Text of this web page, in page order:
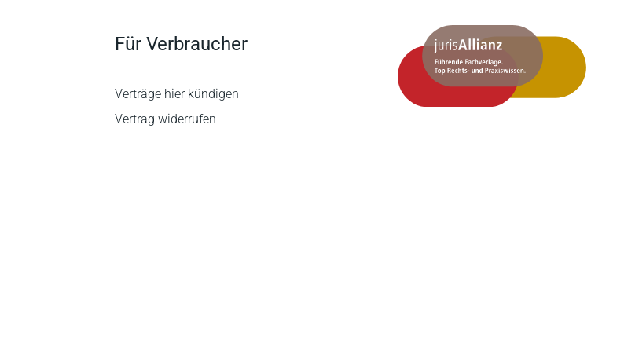
Für Verbraucher
Verträge hier kündigen
Vertrag widerrufen